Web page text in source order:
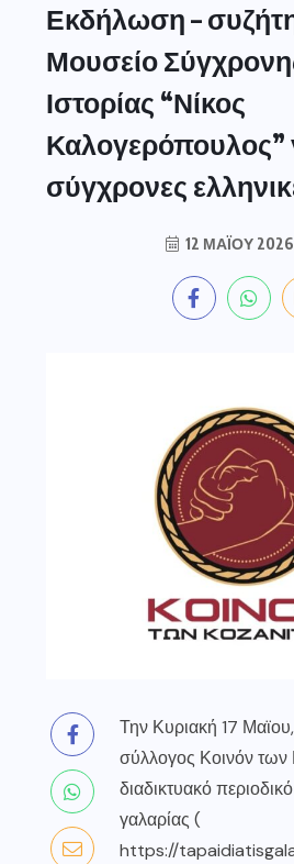
Εκδήλωση –
Μουσείο
Ιστορίας “Νίκος
Καλογερόπουλος”
σύγχρονες
12 ΜΑΪ́ΟΥ 2026
Την Κυριακή 17 Μαϊου,
σύλλογος Κοινόν των
διαδικτυακό
γαλαρίας (
https://